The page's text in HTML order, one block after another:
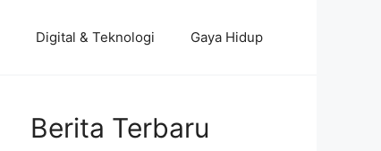
Digital & Teknologi Gaya Hidup
Berita Terbaru